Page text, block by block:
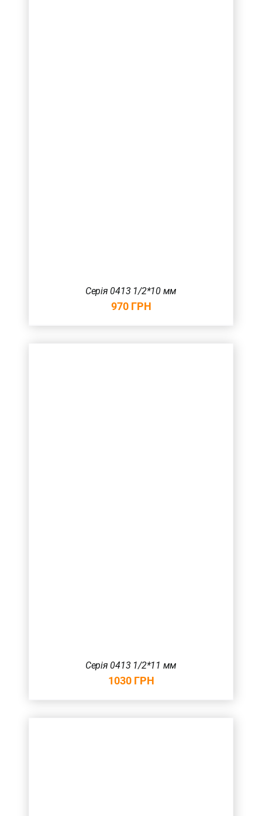
Серія 0413 1/2*10 мм
970 ГРН
Серія 0413 1/2*11 мм
1030 ГРН